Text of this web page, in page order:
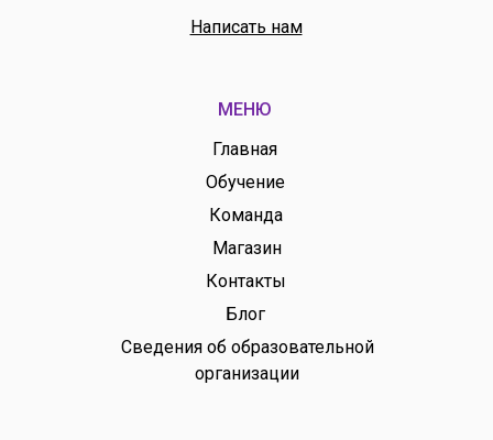
Написать нам
Главная
Обучение
МЕНЮ
Команда
Магазин
Блог
Сведения об образовательной
организации
Контакты